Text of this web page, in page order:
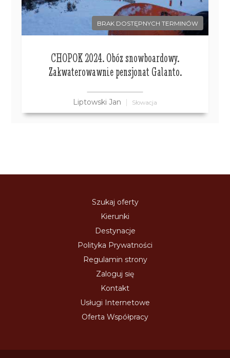
BRAK DOSTĘPNYCH TERMINÓW
CHOPOK 2024. Obóz snowboardowy.
Zakwaterowawnie pensjonat Galanto.
Liptowski Jan Słowacja
Szukaj oferty
Kierunki
Destynacje
Polityka Prywatności
Regulamin strony
Zaloguj się
Kontakt
Usługi Internetowe
Oferta Współpracy